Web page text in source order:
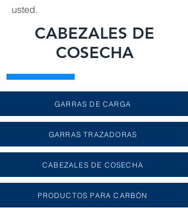
usted.
CABEZALES DE
COSECHA
GARRAS DE CARGA
GARRAS TRAZADORAS
CABEZALES DE COSECHA
PRODUCTOS PARA CARBÓN